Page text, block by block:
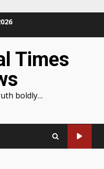
Times
boldly…